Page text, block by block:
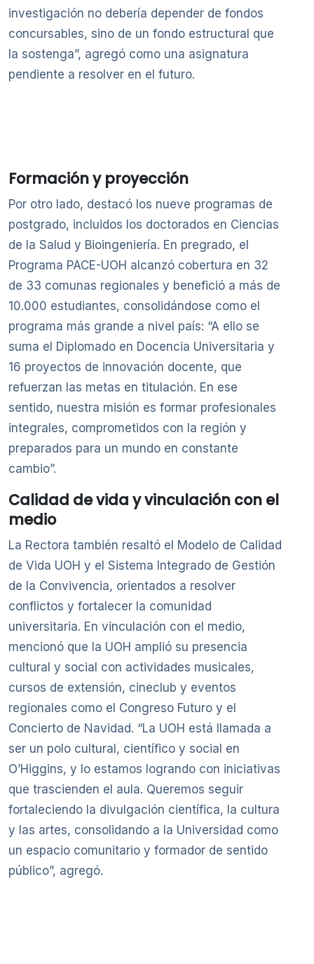
investigación no debería depender de fondos
concursables, sino de un fondo estructural que
la sostenga”, agregó como una asignatura
pendiente a resolver en el futuro.
Formación y proyección
Por otro lado, destacó los nueve programas de
postgrado, incluidos los doctorados en Ciencias
de la Salud y Bioingeniería. En pregrado, el
Programa PACE-UOH alcanzó cobertura en 32
de 33 comunas regionales y benefició a más de
10.000 estudiantes, consolidándose como el
programa más grande a nivel país: “A ello se
suma el Diplomado en Docencia Universitaria y
16 proyectos de innovación docente, que
refuerzan las metas en titulación. En ese
sentido, nuestra misión es formar profesionales
integrales, comprometidos con la región y
preparados para un mundo en constante
cambio”.
Calidad de vida y vinculación con el
medio
La Rectora también resaltó el Modelo de Calidad
de Vida UOH y el Sistema Integrado de Gestión
de la Convivencia, orientados a resolver
conflictos y fortalecer la comunidad
universitaria. En vinculación con el medio,
mencionó que la UOH amplió su presencia
cultural y social con actividades musicales,
cursos de extensión, cineclub y eventos
regionales como el Congreso Futuro y el
Concierto de Navidad. “La UOH está llamada a
ser un polo cultural, científico y social en
O’Higgins, y lo estamos logrando con iniciativas
que trascienden el aula. Queremos seguir
fortaleciendo la divulgación científica, la cultura
y las artes, consolidando a la Universidad como
un espacio comunitario y formador de sentido
público”, agregó.